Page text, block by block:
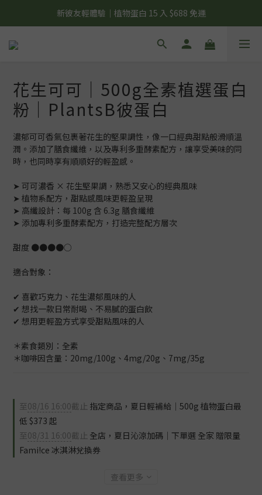
夏日輕補給｜500g 植物蛋白最低 $373 起
新彼友輕體驗｜植物蛋白 15 入 $688 免運
美力開肌｜滿 $1,488 贈美日肌酸 1 包
花生可可｜500g全素植選蛋白
粉｜PlantsB彼蛋白
濃郁可可香氣包裹著花生的堅果調性，像一口經典甜點般滑順溫
潤。添加了膳食纖維，以及專利多重酵素配方，讓享受美味的同
時，也同時享有順順好的輕盈感。
➤ 可可濃香 × 花生堅果調，熟悉又安心的經典風味
➤ 植物系配方，甜點感風味更輕盈呈現
➤ 高纖設計：每 100g 含 6.3g 膳食纖維
➤ 添加專利多重酵素配方，打造完整配方層次
甜度 ●●●●○
適合對象：
✔︎ 喜歡巧克力、花生濃郁風味的人
✔︎ 想找一款日常耐喝、不易膩的蛋白飲
✔︎ 想用更輕盈方式享受甜點風味的人
＊素食類別：全素
＊咖啡因含量：20mg/100g、4mg/20g、7mg/35g
至08/16 16:00截止 指定商品，夏日輕補給｜500g 植物蛋白最
低 $373 起
至08/31 16:00截止 全店，夏日沁涼加碼｜下單選 全家 贈限量
Fami!ce 冰淇淋兌換券
查看更多